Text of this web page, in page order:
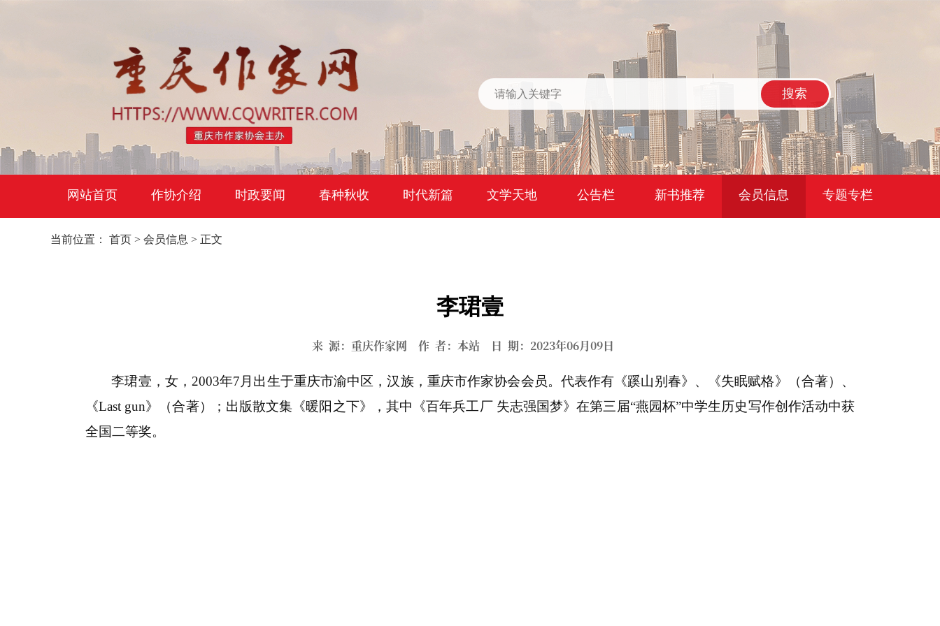
搜索
网站首页 作协介绍 时政要闻 春种秋收 时代新篇 文学天地 公告栏 新书推荐 会员信息 专题专栏
当前位置： 首页 > 会员信息 > 正文
李珺壹
来 源：重庆作家网 作 者：本站 日 期：2023年06月09日
李珺壹 ， 女， 2003年7 月出生于重庆市渝中区 ，汉族， 重庆市作家协会会员。代表作有《蹊山别春》、《失眠赋格》（合著）、
《Last gun》（合著）； 出版散文集 《暖阳之下》 ， 其中 《百年兵工厂 失志强国梦》在第三届“燕园杯”中学生历史写作创作活动中获
全国二等奖。